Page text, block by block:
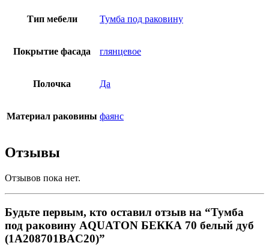
Тип мебели Тумба под раковину
Покрытие фасада глянцевое
Полочка Да
Материал раковины фаянс
Отзывы
Отзывов пока нет.
Будьте первым, кто оставил отзыв на “Тумба
под раковину AQUATON БЕККА 70 белый дуб
(1A208701BAC20)”